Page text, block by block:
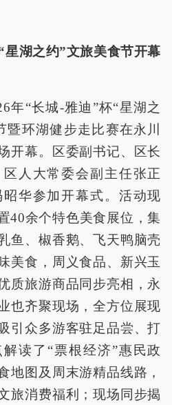
湖之约”文旅美食节开幕
年“长城-雅迪”杯“星湖之
暨环湖健步走比赛在永川
开幕。区委副书记、区长
人大常委会副主任张正
华参加开幕式。活动现
40余个特色美食展位，集
鱼、椒香鹅、飞天鸭脑壳
美食，周义食品、新兴玉
质旅游商品同步亮相，永
也齐聚现场，全方位展现
引众多游客驻足品尝、打
读了“票根经济”惠民政
地图及周末游精品线路，
旅消费福利；现场同步揭